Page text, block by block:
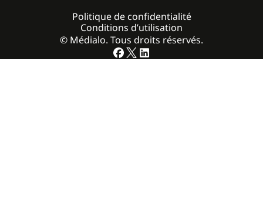
© Médialo. Tous droits réservés.
Politique de confidentialité
Conditions d’utilisation